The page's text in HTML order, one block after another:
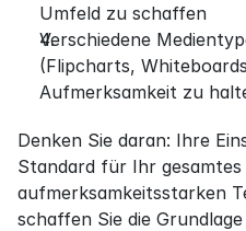
Umfeld zu schaffen
Verschiedene
(Flipcharts,
Aufmerksamkeit zu
Denken Sie daran: Ihre
Standard für Ihr gesamtes
aufmerksamkeitsstarken
schaffen Sie die